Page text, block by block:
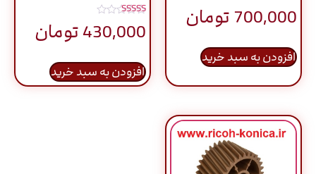
700,000 تومان
افزودن به سبد خرید
نمره
5.00
از 5
430,000تومان
افزودن به سبد خرید